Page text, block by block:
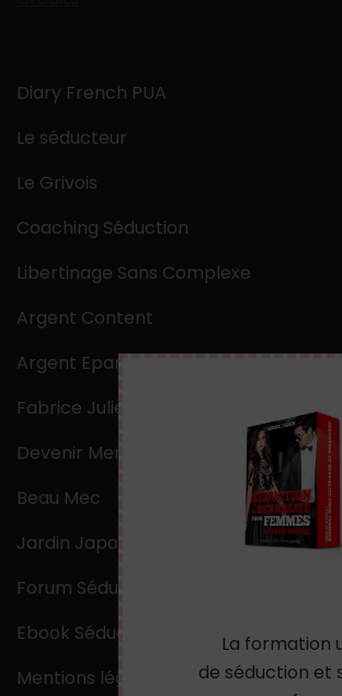
Diary French PUA
Le séducteur
Le Grivois
Coaching Séduction
Libertinage Sans Complexe
Argent Content
Argent Epargne
Fabrice Julien
Devenir Mentaliste
Beau Mec
Jardin Japonais Zen
Forum Séduction
Ebook Séduction
Mentions légales
La formation
de séduction et